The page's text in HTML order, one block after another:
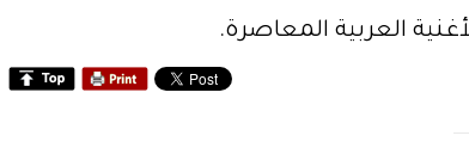
العربية المعاصرة.